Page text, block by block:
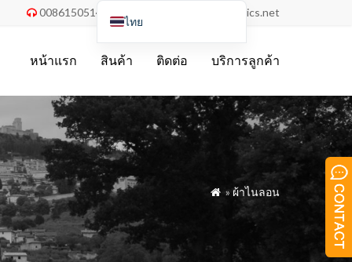
 008615051486055 order@china-fabrics.net
หน้าแรก สินค้า ติดต่อ บริการลูกค้า
 » ผ้าไนลอน
ไทย
Deutsch
Français
Italiano
Español
Русский
Türkçe